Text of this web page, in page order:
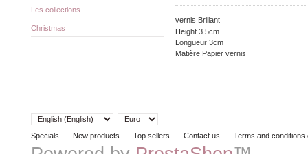
vernis Brillant
Height 3.5cm
Longueur 3cm
Matière Papier vernis
Les collections
Christmas
Specials New products Top sellers Contact us Terms and conditions